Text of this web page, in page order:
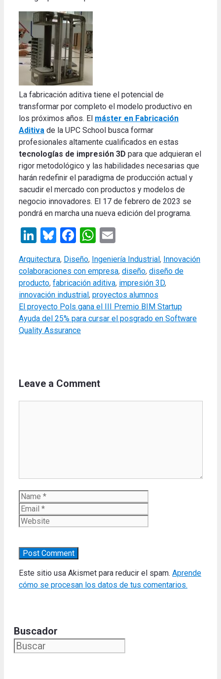
La fabricación aditiva tiene el potencial de
transformar por completo el modelo productivo en
los próximos años. El máster en Fabricación
Aditiva de la UPC School busca formar
profesionales altamente cualificados en estas
tecnologías de impresión 3D para que adquieran el
rigor metodológico y las habilidades necesarias que
harán redefinir el paradigma de producción actual y
sacudir el mercado con productos y modelos de
negocio innovadores. El 17 de febrero de 2023 se
pondrá en marcha una nueva edición del programa.
LinkedIn
Bluesky
Facebook
WhatsApp
Categories
Arquitectura, Diseño, Ingeniería Industrial , InnovaciónTags
colaboraciones con empresa, diseño, diseño de
producto, fabricación aditiva, impresión 3D,
innovación industrial , proyectos alumnos
El proyecto Pols gana el III Premio BIM Startup
Ayuda del 25% para cursar el posgrado en Software
Quality Assurance
Leave a Comment
Name
Este sitio usa Akismet para reducir el spam. Aprende
cómo se procesan los datos de tus comentarios.
Buscador